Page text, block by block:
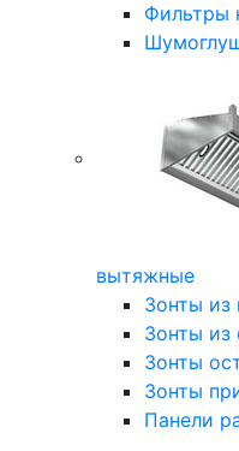
Фильтры
вытяжные
Зонты
Зонты из
Зонты
Зонты
Панели